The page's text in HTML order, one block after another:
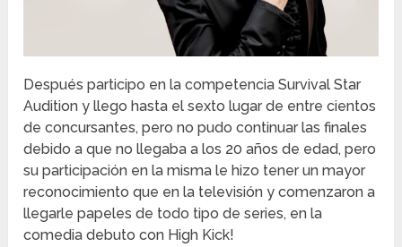
Después participo en la competencia Survival Star
Audition y llego hasta el sexto lugar de entre cientos
de concursantes, pero no pudo continuar las finales
debido a que no llegaba a los 20 años de edad, pero
su participación en la misma le hizo tener un mayor
reconocimiento que en la televisión y comenzaron a
llegarle papeles de todo tipo de series, en la
comedia debuto con High Kick!